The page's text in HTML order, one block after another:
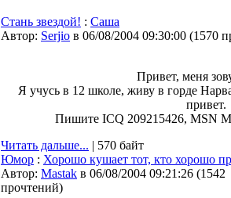
Стань звездой! : Саша
Автор: Serjio в 06/08/2004 09:30:00 (1570
Привет, меня
Я учусь в 12 школе, живу в горде
привет.
Пишите ICQ 209215426, MSN
Читать дальше... | 570 байт
Юмор : Хорошо кушает тот, кто хорошо
Автор: Мastak в 06/08/2004 09:21:26 (1542
прочтений)